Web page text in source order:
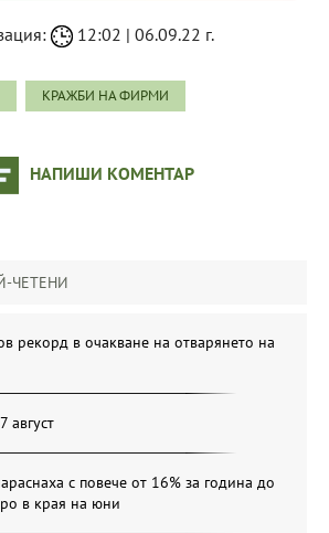
12:02 | 06.09.22 г.
КРАЖБИ НА ФИРМИ
НАПИШИ КОМЕНТАР
ЧЕТЕНИ
рекорд в очакване на отварянето на
август
с повече от 16% за година до
в края на юни